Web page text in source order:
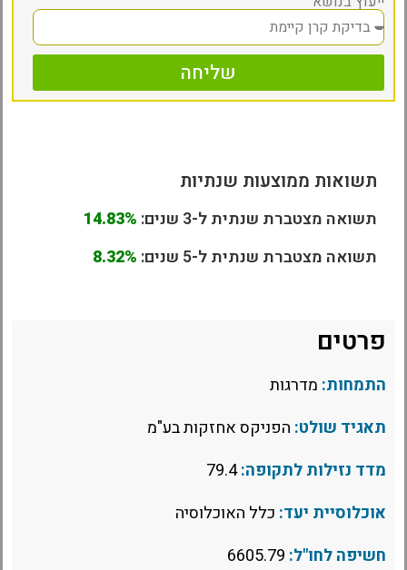
שליחה
תשואות ממוצעות שנתיות
תשואה מצטברת שנתית ל-3 שנים:
14.83%
תשואה מצטברת שנתית ל-5 שנים:
8.32%
פרטים
התמחות: מדרגות
תאגיד שולט: הפניקס אחזקות בע"מ
מדד נזילות לתקופה:79.4
אוכלוסיית יעד: כלל האוכלוסיה
חשיפה לחו"ל: